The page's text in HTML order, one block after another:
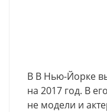
В В Нью-Йорке
на 2017 год. В
не модели и